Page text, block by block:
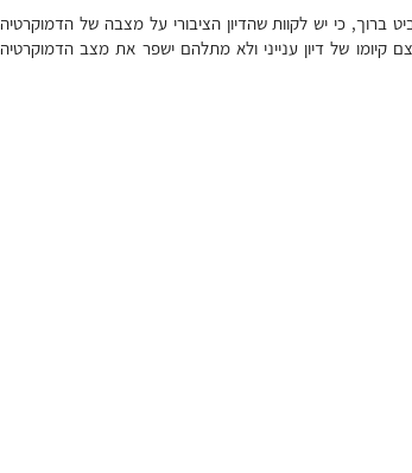
ברוך, כי יש לקוות שהדיון הציבורי על מצבה של הדמוקרטיה
קיומו של דיון ענייני ולא מתלהם ישפר את מצב הדמוקרטיה